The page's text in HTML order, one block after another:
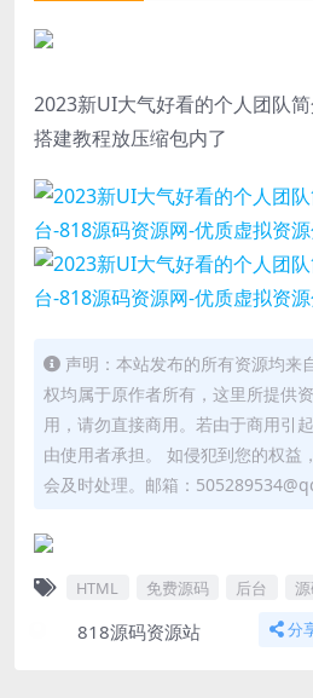
2023新UI大气好看的个人团队
搭建教程放压缩包内了
声明：本站发布的所有资源均来
权均属于原作者所有，这里所提供
用，请勿直接商用。若由于商用引
由使用者承担。 如侵犯到您的权益
会及时处理。邮箱：
HTML 免费源码 后台
818源码资源站 分